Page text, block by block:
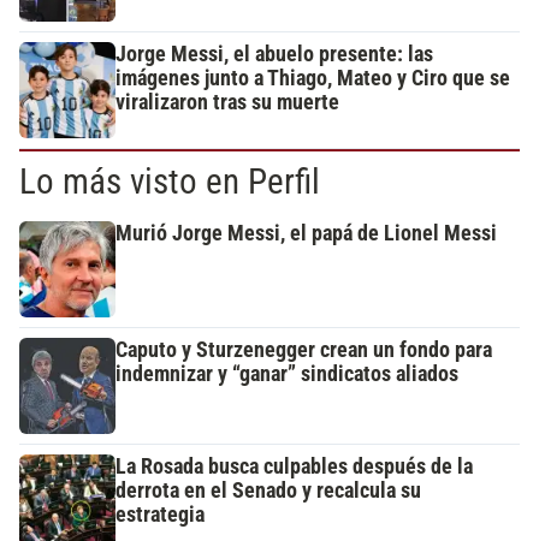
Jorge Messi, el abuelo presente: las
imágenes junto a Thiago, Mateo y Ciro que se
viralizaron tras su muerte
Lo más visto en Perfil
Murió Jorge Messi, el papá de Lionel Messi
Caputo y Sturzenegger crean un fondo para
indemnizar y “ganar” sindicatos aliados
La Rosada busca culpables después de la
derrota en el Senado y recalcula su
estrategia